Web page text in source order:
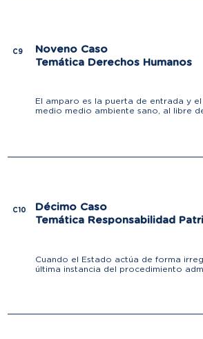
C9
Noveno Caso
Temática Derechos Humanos
El amparo es la puerta de entrada y
medio medio ambiente sano, al libre
C10
Décimo Caso
Temática Responsabilidad
Cuando el Estado actúa de forma
última instancia del procedimiento